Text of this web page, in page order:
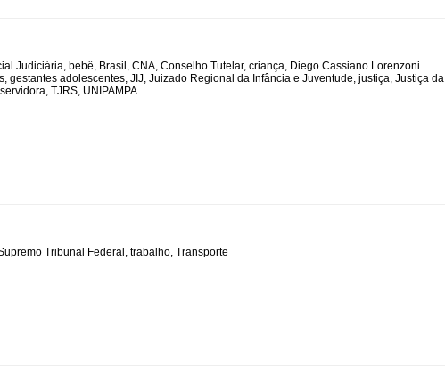
Judiciária, bebê, Brasil , CNA, Conselho Tutelar, criança, Diego Cassiano Lorenzoni
, gestantes adolescentes, JIJ, Juizado Regional da Infância e Juventude, justiça, Justiça da
servidora, TJRS, UNIPAMPA
Tribunal Federal , trabalho, Transporte